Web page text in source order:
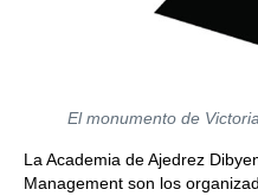
El monumento de
La Academia de Ajedrez
Management son los